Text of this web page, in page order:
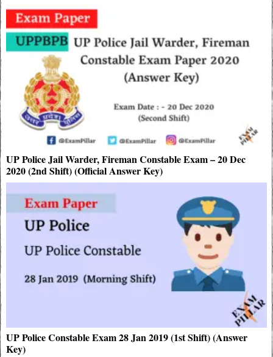
UP Police Jail Warder, Fireman Constable Exam – 20 Dec
2020 (2nd Shift) (Official Answer Key)
UP Police Constable Exam 28 Jan 2019 (1st Shift) (Answer
Key)